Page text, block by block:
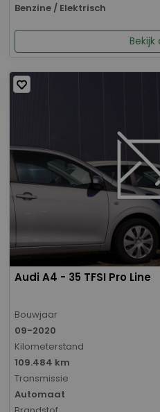
Benzine / Elektrisch
Bekijk
Audi A4 - 35 TFSI Pro Line
Bouwjaar
09-2020
Kilometerstand
109.484 km
Transmissie
Automaat